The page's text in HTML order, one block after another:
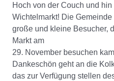
Hoch von der Couch und
Wichtelmarkt! Die
große und kleine Besucher,
Markt am
29. November besuchen
Dankeschön geht an die
das zur Verfügung stellen